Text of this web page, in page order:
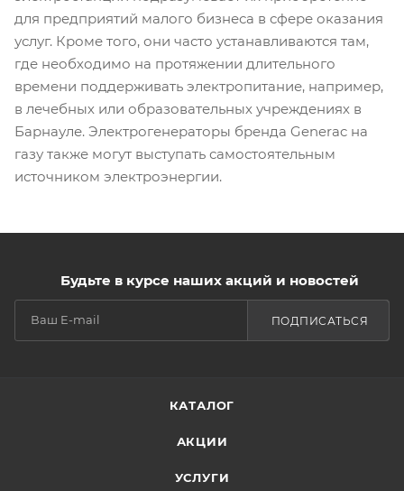
для предприятий малого бизнеса в сфере оказания
услуг. Кроме того, они часто устанавливаются там,
где необходимо на протяжении длительного
времени поддерживать электропитание, например,
в лечебных или образовательных учреждениях в
Барнауле. Электрогенераторы бренда Generac на
газу также могут выступать самостоятельным
источником электроэнергии.
Будьте в курсе наших акций и новостей
ПОДПИСАТЬСЯ
КАТАЛОГ
АКЦИИ
УСЛУГИ